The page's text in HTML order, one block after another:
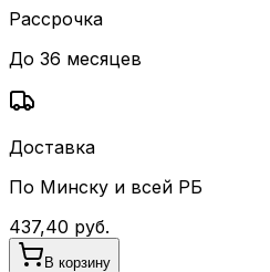
Рассрочка
До 36 месяцев
Доставка
По Минску и всей РБ
437,40 руб.
В корзину